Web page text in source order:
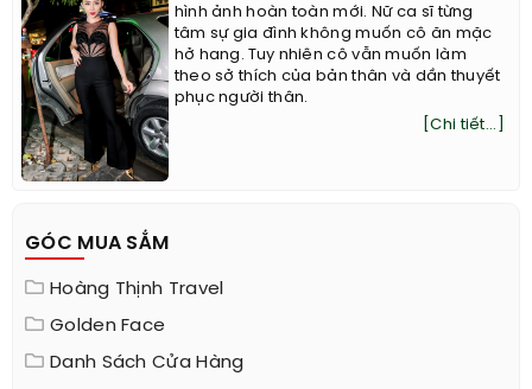
hình ảnh hoàn toàn mới. Nữ ca sĩ từng
tâm sự gia đình không muốn cô ăn mặc
hở hang. Tuy nhiên cô vẫn muốn làm
theo sở thích của bản thân và dần thuyết
phục người thân.
[Chi tiết...]
GÓC MUA SẮM
Hoàng Thịnh Travel
Golden Face
Danh Sách Cửa Hàng